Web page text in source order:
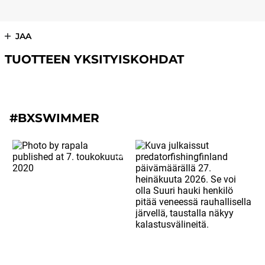
JAA
TUOTTEEN YKSITYISKOHDAT
#BXSWIMMER